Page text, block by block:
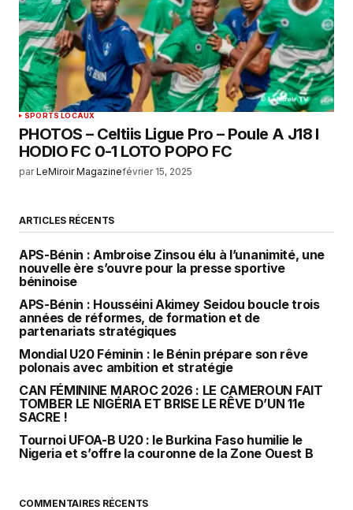
SPORTS LOCAUX
PHOTOS – Celtiis Ligue Pro – Poule A J18 l
HODIO FC 0-1 LOTO POPO FC
par LeMiroir Magazinefévrier 15, 2025
ARTICLES RÉCENTS
APS-Bénin : Ambroise Zinsou élu à l’unanimité, une
nouvelle ère s’ouvre pour la presse sportive
béninoise
APS-Bénin : Housséini Akimey Seidou boucle trois
années de réformes, de formation et de
partenariats stratégiques
Mondial U20 Féminin : le Bénin prépare son rêve
polonais avec ambition et stratégie
CAN FÉMININE MAROC 2026 : LE CAMEROUN FAIT
TOMBER LE NIGÉRIA ET BRISE LE RÊVE D’UN 11e
SACRE !
Tournoi UFOA-B U20 : le Burkina Faso humilie le
Nigeria et s’offre la couronne de la Zone Ouest B
COMMENTAIRES RÉCENTS